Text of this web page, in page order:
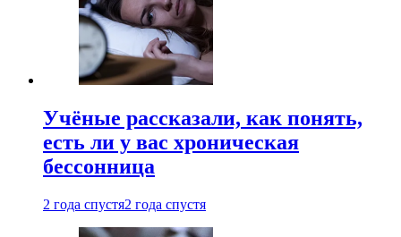
Учёные рассказали, как понять,
есть ли у вас хроническая
бессонница
2 года спустя2 года спустя